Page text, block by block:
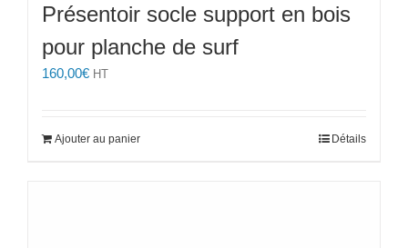
Présentoir socle support en bois
pour planche de surf
160,00€ HT
Ajouter au panier Détails